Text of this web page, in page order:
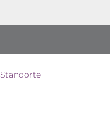
Standorte